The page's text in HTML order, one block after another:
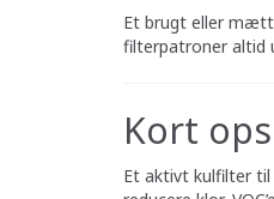
Et brugt eller
filterpatroner altid
Kort
Et aktivt kulfilter